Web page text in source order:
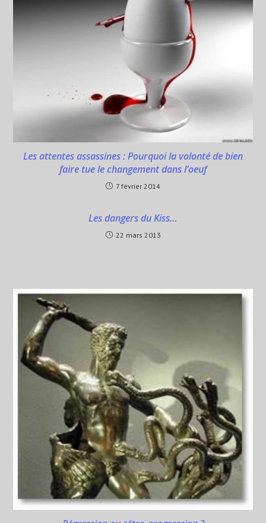
Les attentes assassines : Pourquoi la volonté de bien
faire tue le changement dans l’oeuf
7 février 2014
Les dangers du Kiss…
22 mars 2013